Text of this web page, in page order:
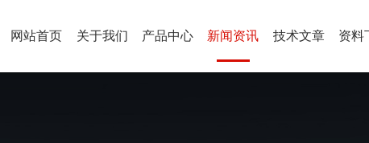
网站首页 关于我们 产品中心 新闻资讯 技术文章 资料